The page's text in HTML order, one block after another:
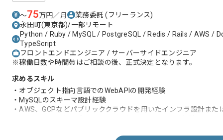
〜75万円／月 業務委託(フリーランス)
永田町(東京都)/一部リモート
Python / Ruby / MySQL / PostgreSQL / Redis / Rails / AWS /
TypeScript
フロントエンドエンジニア / サーバーサイドエンジニア
※稼働日数や時間帯はご相談の後、正式決定となります。
求めるスキル
・オブジェクト指向言語でのWebAPIの開発経験
・MySQLのスキーマ設計経験
・AWS、GCPなどパブリッククラウドを用いたインフラ設計また